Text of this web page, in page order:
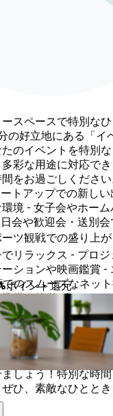
ペースで特別なひと
の好立地にある「イ
のイベントを特別
彩な用途に対応で
ごしください。 🎉多彩な用
トアップでの新し
境 - 女子会やホー
会や歓迎会・送別
での盛り上がり 🛋️充実の設
リラックス - プロジ
ションや映画鑑賞 -
のスムーズなネッ
ースの特徴 - 広さ40
応可能 - 除菌スプレ
で、スポーツ観戦や
円〜13200円でご利
ースで、あなたの
しょう！特別な時
ひ、素敵なひとと
ポイント還元